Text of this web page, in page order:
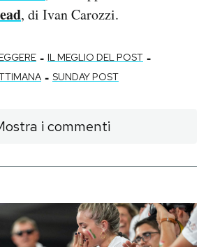
, di Ivan Carozzi.
- IL MEGLIO DEL POST -
- SUNDAY POST
i commenti